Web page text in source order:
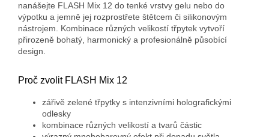
nanášejte FLASH Mix 12 do tenké vrstvy gelu nebo do
výpotku a jemně jej rozprostřete štětcem či silikonovým
nástrojem. Kombinace různých velikostí třpytek vytvoří
přirozeně bohatý, harmonický a profesionálně působící
design.
Proč zvolit FLASH Mix 12
zářivě zelené třpytky s intenzivními holografickými
odlesky
kombinace různých velikostí a tvarů částic